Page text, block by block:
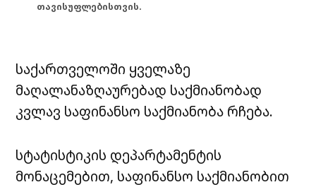
თავისუფლებისთვის.
საქართველოში ყველაზე
მაღალანაზღაურებად საქმიანობად
კვლავ საფინანსო საქმიანობა რჩება.
სტატისტიკის დეპარტამენტის
მონაცემებით, საფინანსო საქმიანობით